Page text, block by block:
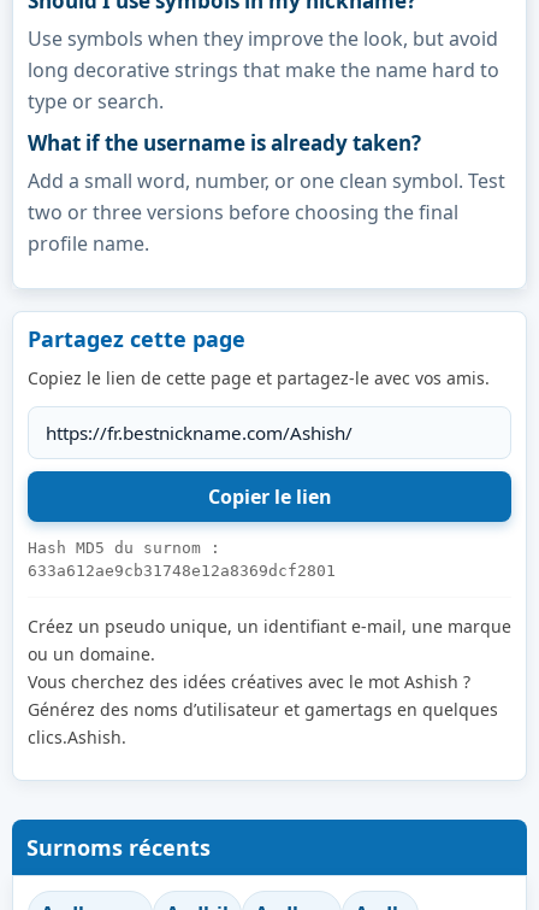
Use symbols when they improve the look, but avoid
long decorative strings that make the name hard to
type or search.
What if the username is already taken?
Add a small word, number, or one clean symbol. Test
two or three versions before choosing the final
profile name.
Partagez cette page
Copiez le lien de cette page et partagez-le avec vos amis.
Hash MD5 du surnom :
633a612ae9cb31748e12a8369dcf2801
Créez un pseudo unique, un identifiant e-mail, une marque
ou un domaine.
Vous cherchez des idées créatives avec le mot Ashish ?
Générez des noms d’utilisateur et gamertags en quelques
clics.Ashish.
Surnoms récents